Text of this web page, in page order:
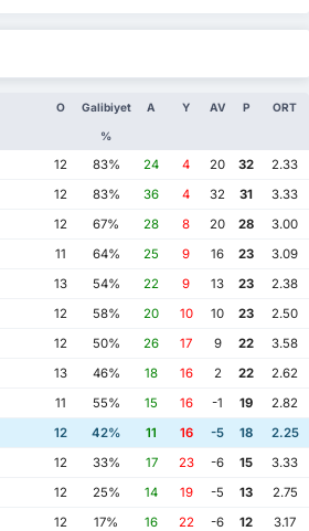
O Galibiyet
%
A Y AV P ORT
12 83% 24 4 20 32
2.33
12 83% 36 4 32 31
3.33
12 67% 28 8 20 28
3.00
11 64% 25 9 16 23
3.09
13 54% 22 9 13 23
2.38
12 58% 20 10 10 23
2.50
12 50% 26 17 9 22
3.58
13 46% 18 16 2 22
2.62
11 55% 15 16 -1 19
2.82
12 42% 11 16 -5 18
2.25
12 33% 17 23 -6 15
3.33
12 25% 14 19 -5 13
2.75
12 17% 16 22 -6 12
3.17